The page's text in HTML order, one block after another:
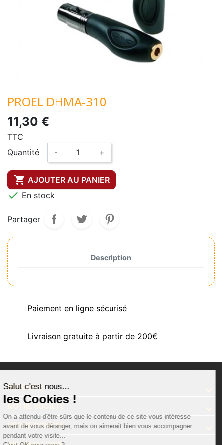
PROEL DHMA-310
11,30 €
TTC
Quantité
- +
 AJOUTER AU PANIER
 En stock
Partager
Description
Paiement en ligne sécurisé
Livraison gratuite à partir de 200€
PRODUITS
NOTRE SOCIÉTÉ
VOTRE COMPTE
Salut c'est nous...
les Cookies !
On a attendu d'être sûrs que le contenu de ce site vous intéresse
avant de vous déranger, mais on aimerait bien vous accompagner
pendant votre visite...